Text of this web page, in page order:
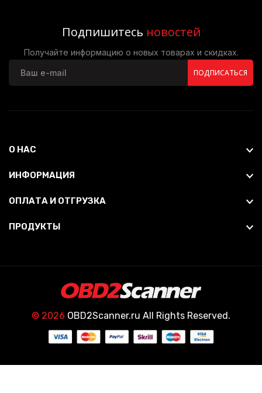
Подпишитесь новостей
Получайте информацию о новых товарах и скидках.
ПОДПИСАТЬСЯ
О НАС
ИНФОРМАЦИЯ
ОПЛАТА И ОТГРУЗКА
ПРОДУКТЫ
© 2026 OBD2Scanner.ru All Rights Reserved.